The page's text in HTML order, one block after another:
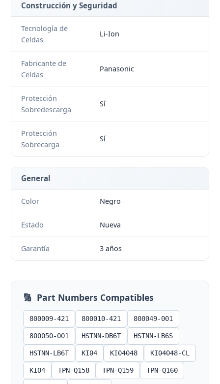
Construcción y Seguridad
Tecnología de
Celdas
Li-Ion
Fabricante de
Celdas
Panasonic
Protección
Sobredescarga
Sí
Protección
Sobrecarga
Sí
General
Color Negro
Estado Nueva
Garantía 3 años
🔢 Part Numbers Compatibles
800009-421 800010-421 800049-001
800050-001 HSTNN-DB6T HSTNN-LB6S
HSTNN-LB6T KI04 KI04048 KI04048-CL
KIO4 TPN-Q158 TPN-Q159 TPN-Q160